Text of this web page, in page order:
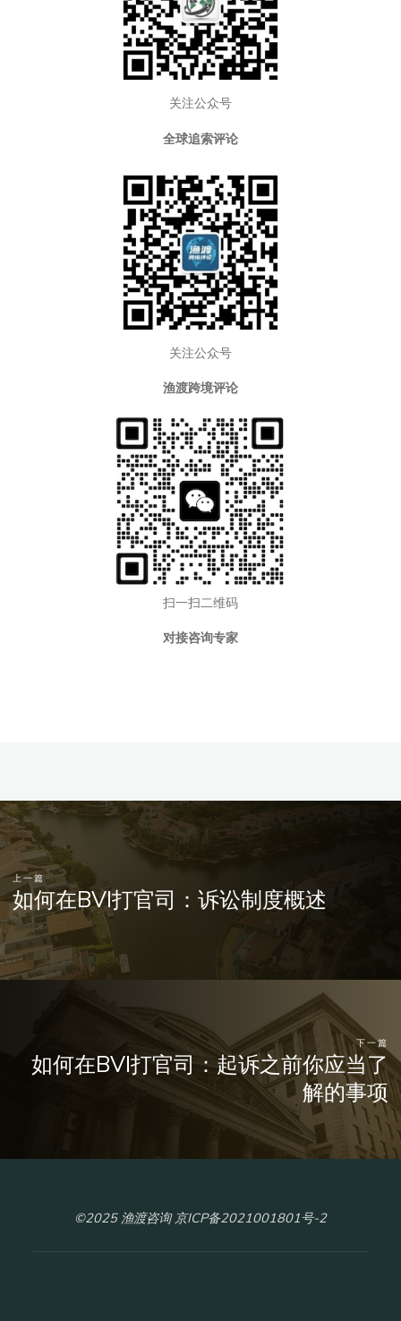
关注公众号
全球追索评论
关注公众号
渔渡跨境评论
扫一扫二维码
对接咨询专家
上一篇
如何在BVI打官司：诉讼制度概述
下一篇
如何在BVI打官司：起诉之前你应当了
解的事项
©2025 渔渡咨询 京ICP备2021001801号-2